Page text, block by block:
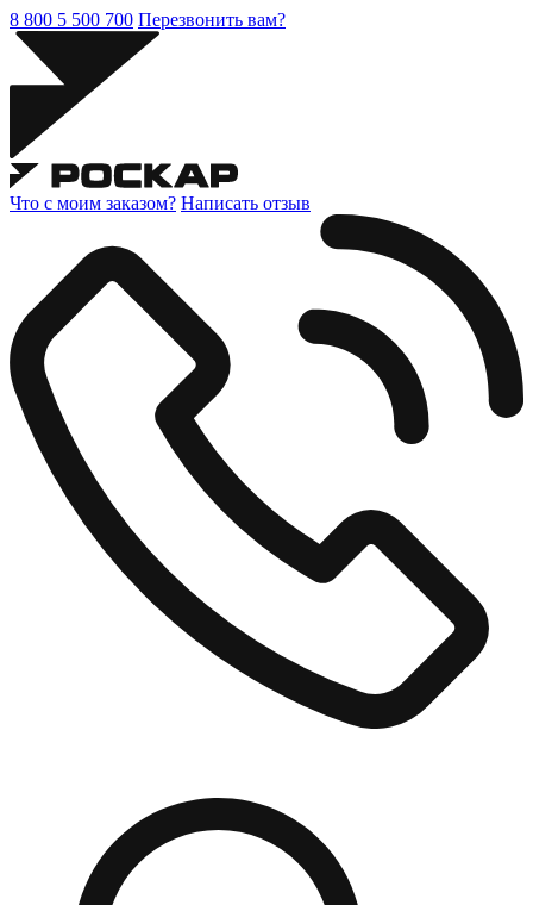
8 800 5 500 700 Перезвонить вам?
Что с моим заказом? Написать отзыв